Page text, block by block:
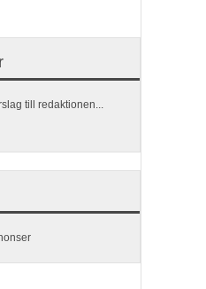
till redaktionen...